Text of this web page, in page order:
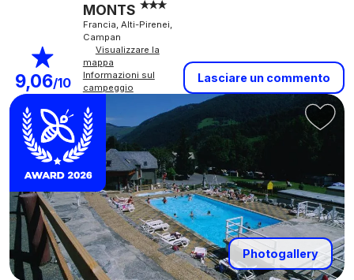
9,06/10
MONTS
Francia, Alti-Pirenei,
Campan
Visualizzare la
mappa
Informazioni sul
campeggio
Lasciare un commento
Photogallery